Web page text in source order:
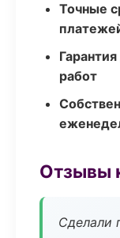
Точные
работ
Отзывы
Сделали